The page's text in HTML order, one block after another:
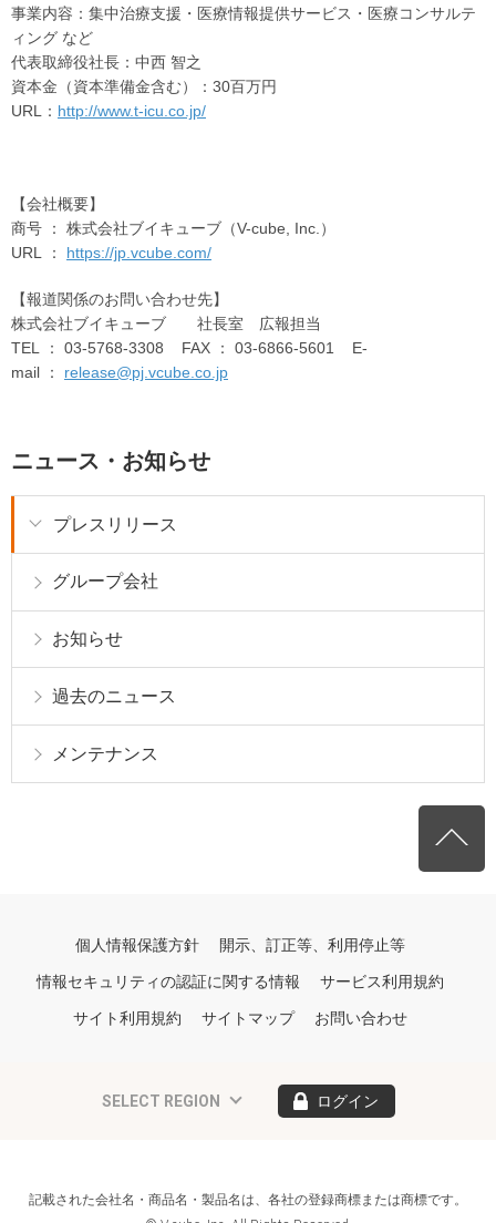
事業内容：集中治療支援・医療情報提供サービス・医療コンサルテ
ィング など
代表取締役社長：中西 智之
資本金（資本準備金含む）：30百万円
URL： http://www.t-icu.co.jp/
【会社概要】
商号 ： 株式会社ブイキューブ（V-cube, Inc.）
URL ： https://jp.vcube.com/
【報道関係のお問い合わせ先】
株式会社ブイキューブ 社長室 広報担当
TEL ： 03-5768-3308 FAX ： 03-6866-5601 E-
mail ： release@pj.vcube.co.jp
ニュース・お知らせ
プレスリリース
グループ会社
お知らせ
過去のニュース
メンテナンス
個人情報保護方針 開示、訂正等、利用停止等
情報セキュリティの認証に関する情報 サービス利用規約
サイト利用規約 サイトマップ お問い合わせ
SELECT REGION ログイン
記載された会社名・商品名・製品名は、各社の登録商標または商標です。